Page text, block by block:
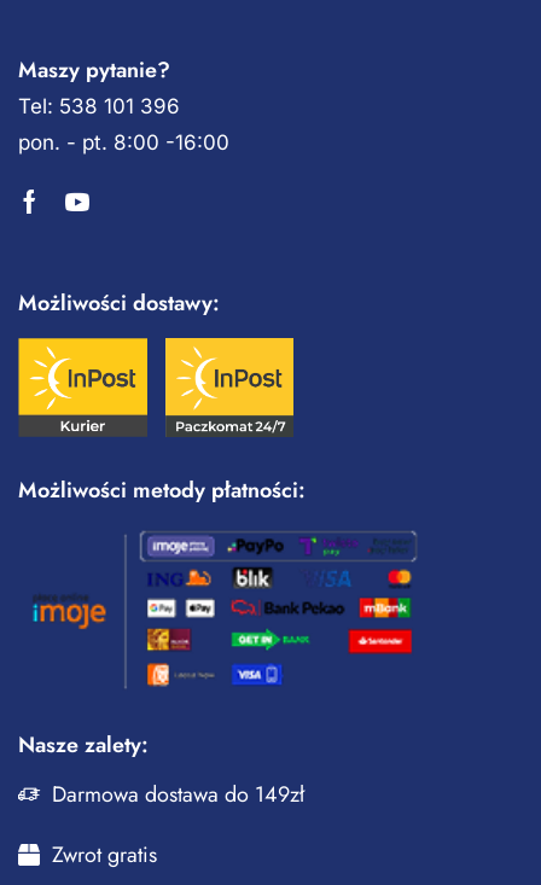
Maszy pytanie?
Tel: 538 101 396
pon. - pt. 8:00 -16:00
Możliwości dostawy:
Możliwości metody płatności:
Nasze zalety:
Darmowa dostawa do 149zł
Zwrot gratis